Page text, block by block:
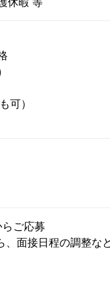
可）
らご応募
、面接日程の調整な